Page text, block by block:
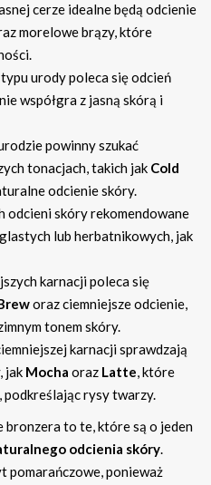
cerze idealne będą odcienie
morelowe brązy, które
urody poleca się odcień
współgra z jasną skórą i
powinny szukać
tonacjach, takich jak Cold
odcienie skóry.
odcieni skóry rekomendowane
lub herbatnikowych, jak
karnacji poleca się
oraz ciemniejsze odcienie,
tonem skóry.
karnacji sprawdzają
jak Mocha oraz Latte, które
rysy twarzy.
bronzera to te, które są o jeden
odcienia skóry.
pomarańczowe, ponieważ